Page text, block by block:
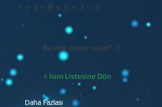
7 + 3 + 8 + 5 + 7 = 3
Bu ismi önerir misin? 😊
< İsim Listesine Dön
Daha Fazlası